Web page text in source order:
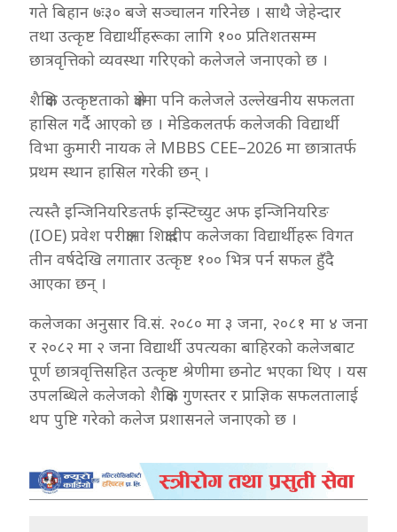
गते बिहान ७ः३० बजे सञ्चालन गरिनेछ । साथै जेहेन्दार
तथा उत्कृष्ट विद्यार्थीहरूका लागि १०० प्रतिशतसम्म
छात्रवृत्तिको व्यवस्था गरिएको कलेजले जनाएको छ ।
शैक्षिक उत्कृष्टताको क्षेत्रमा पनि कलेजले उल्लेखनीय सफलता
हासिल गर्दै आएको छ । मेडिकलतर्फ कलेजकी विद्यार्थी
विभा कुमारी नायक ले MBBS CEE–2026 मा छात्रातर्फ
प्रथम स्थान हासिल गरेकी छन् ।
त्यस्तै इन्जिनियरिङतर्फ इन्स्टिच्युट अफ इन्जिनियरिङ
(IOE) प्रवेश परीक्षामा शिक्षादीप कलेजका विद्यार्थीहरू विगत
तीन वर्षदेखि लगातार उत्कृष्ट १०० भित्र पर्न सफल हुँदै
आएका छन् ।
कलेजका अनुसार वि.सं. २०८० मा ३ जना, २०८१ मा ४ जना
र २०८२ मा २ जना विद्यार्थी उपत्यका बाहिरको कलेजबाट
पूर्ण छात्रवृत्तिसहित उत्कृष्ट श्रेणीमा छनोट भएका थिए । यस
उपलब्धिले कलेजको शैक्षिक गुणस्तर र प्राज्ञिक सफलतालाई
थप पुष्टि गरेको कलेज प्रशासनले जनाएको छ ।